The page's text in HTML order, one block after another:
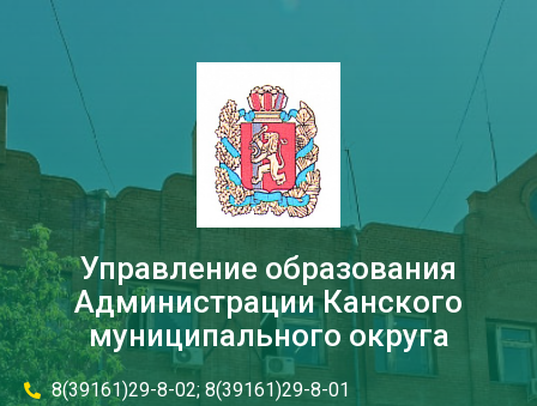
Управление образования
Администрации Канского
муниципального округа
8(39161)29-8-02; 8(39161)29-8-01